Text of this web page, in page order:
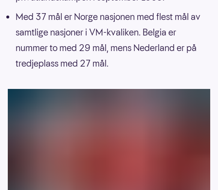
Med 37 mål er Norge nasjonen med flest mål av
samtlige nasjoner i VM-kvaliken. Belgia er
nummer to med 29 mål, mens Nederland er på
tredjeplass med 27 mål.